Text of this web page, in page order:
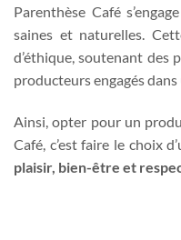
Parenthèse Café
saines et naturelles.
d’éthique, soutenant des
producteurs engagés
Ainsi, opter pour un
Café, c’est faire le choix
plaisir, bien-être et